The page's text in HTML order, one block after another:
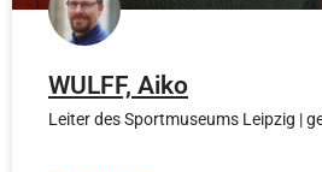
WULFF, Aiko
Leiter des Sportmuseums Leipzig |